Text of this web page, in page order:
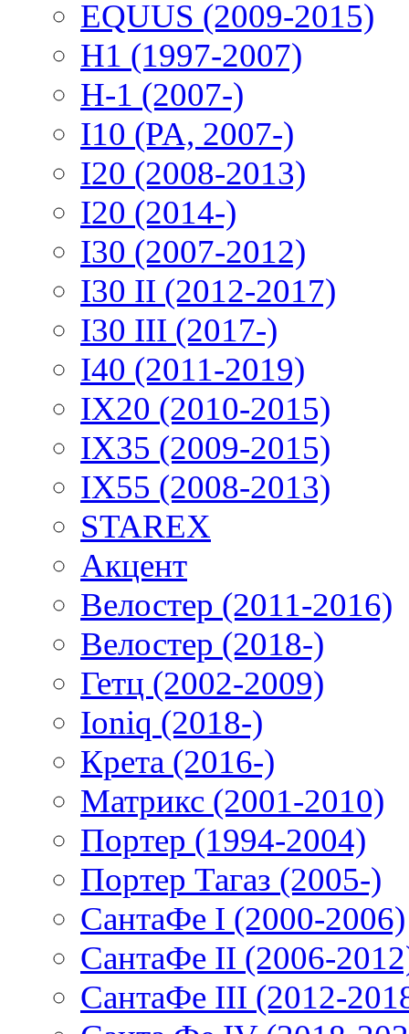
EQUUS (2009-2015)
H1 (1997-2007)
H-1 (2007-)
I10 (PA, 2007-)
I20 (2008-2013)
I20 (2014-)
I30 (2007-2012)
I30 II (2012-2017)
I30 III (2017-)
I40 (2011-2019)
IX20 (2010-2015)
IX35 (2009-2015)
IX55 (2008-2013)
STAREX
Акцент
Велостер (2011-2016)
Велостер (2018-)
Гетц (2002-2009)
Ioniq (2018-)
Крета (2016-)
Матрикс (2001-2010)
Портер (1994-2004)
Портер Тагаз (2005-)
СантаФе I (2000-2006)
СантаФе II (2006-
СантаФе III (2012-